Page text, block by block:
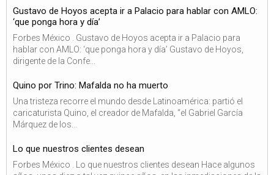
Gustavo de Hoyos acepta ir a Palacio para hablar con AMLO:
‘que ponga hora y día’
Forbes México . Gustavo de Hoyos acepta ir a Palacio para
hablar con AMLO: ‘que ponga hora y día’ Gustavo de Hoyos,
dirigente de la Confe...
Quino por Trino: Mafalda no ha muerto
Una tristeza recorre el mundo desde Latinoamérica: partió el
caricaturista Quino, el creador de Mafalda, “el Gabriel García
Márquez de los...
Lo que nuestros clientes desean
Forbes México . Lo que nuestros clientes desean Hace algunos